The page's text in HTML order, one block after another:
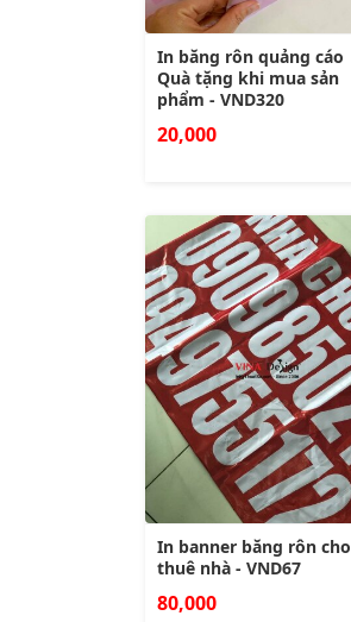
In băng rôn quảng cáo
Quà tặng khi mua sản
phẩm - VND320
20,000
In banner băng rôn cho
thuê nhà - VND67
80,000